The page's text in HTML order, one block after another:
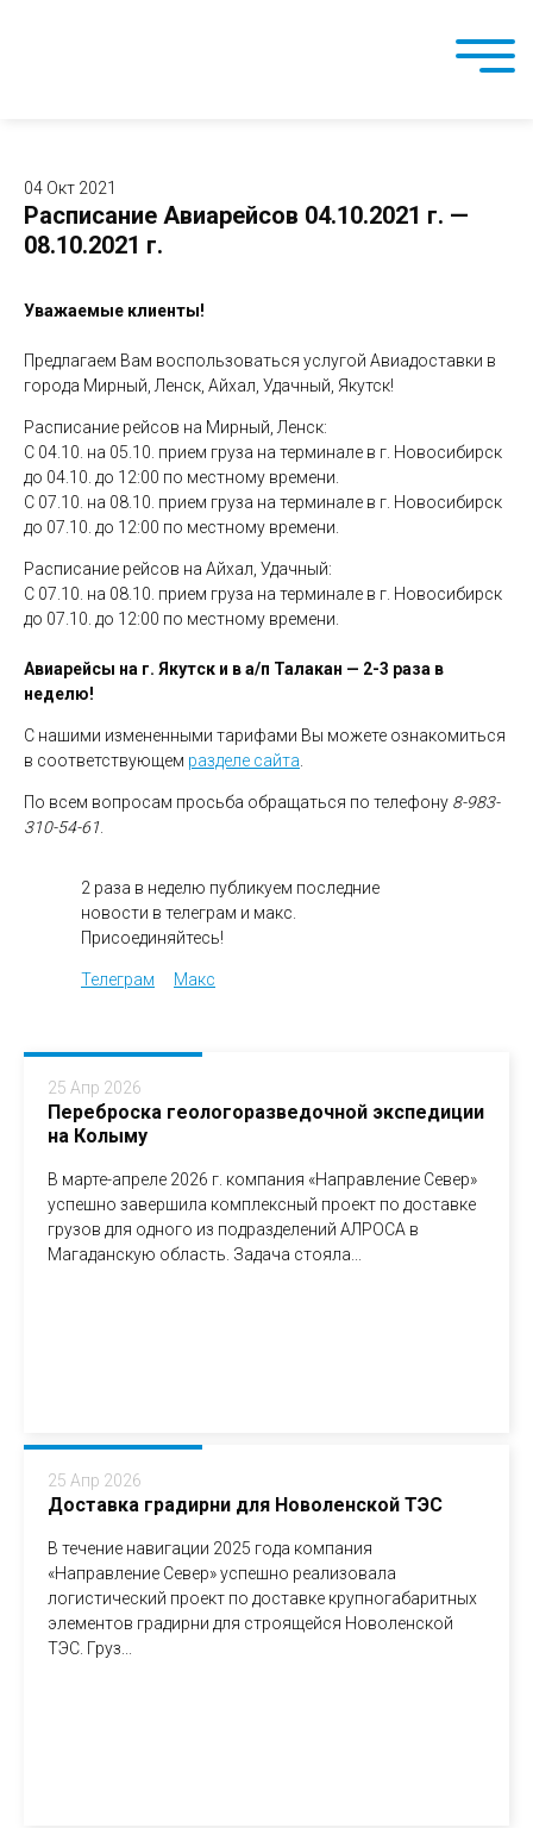
04 Окт 2021
Расписание Авиарейсов 04.10.2021 г. —
08.10.2021 г.
Уважаемые клиенты!
Предлагаем Вам воспользоваться услугой Авиадоставки в
города Мирный, Ленск, Айхал, Удачный, Якутск!
Расписание рейсов на Мирный, Ленск:
С 04.10. на 05.10. прием груза на терминале в г. Новосибирск
до 04.10. до 12:00 по местному времени.
С 07.10. на 08.10. прием груза на терминале в г. Новосибирск
до 07.10. до 12:00 по местному времени.
Расписание рейсов на Айхал, Удачный:
С 07.10. на 08.10. прием груза на терминале в г. Новосибирск
до 07.10. до 12:00 по местному времени.
Авиарейсы на г. Якутск и в а/п Талакан — 2-3 раза в
неделю!
С нашими измененными тарифами Вы можете ознакомиться
в соответствующем разделе сайта
По всем вопросам просьба обращаться по телефону 8-983-
310-54-61
2 раза в неделю публикуем последние
новости в телеграм и макс.
Присоединяйтесь!
Телеграм Макс
25 Апр 2026
Переброска геологоразведочной экспедиции
на Колыму
В марте-апреле 2026 г. компания «Направление Север»
успешно завершила комплексный проект по доставке
грузов для одного из подразделений АЛРОСА в
Магаданскую область. Задача стояла...
25 Апр 2026
Доставка градирни для Новоленской ТЭС
В течение навигации 2025 года компания
«Направление Север» успешно реализовала
логистический проект по доставке крупногабаритных
элементов градирни для строящейся Новоленской
ТЭС. Груз...